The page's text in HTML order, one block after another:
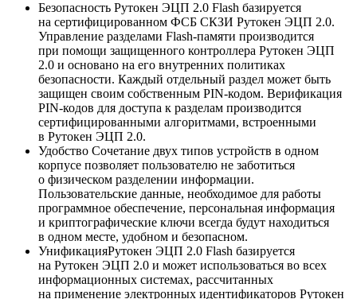
Безопасность Рутокен ЭЦП 2.0 Flash базируется
на сертифицированном ФСБ СКЗИ Рутокен ЭЦП 2.0.
Управление разделами Flash-памяти производится
при помощи защищенного контроллера Рутокен ЭЦП
2.0 и основано на его внутренних политиках
безопасности. Каждый отдельный раздел может быть
защищен своим собственным PIN-кодом. Верификация
PIN-кодов для доступа к разделам производится
сертифицированными алгоритмами, встроенными
в Рутокен ЭЦП 2.0.
Удобство Сочетание двух типов устройств в одном
корпусе позволяет пользователю не заботиться
о физическом разделении информации.
Пользовательские данные, необходимое для работы
программное обеспечение, персональная информация
и криптографические ключи всегда будут находиться
в одном месте, удобном и безопасном.
УнификацияРутокен ЭЦП 2.0 Flash базируется
на Рутокен ЭЦП 2.0 и может использоваться во всех
информационных системах, рассчитанных
на применение электронных идентификаторов Рутокен